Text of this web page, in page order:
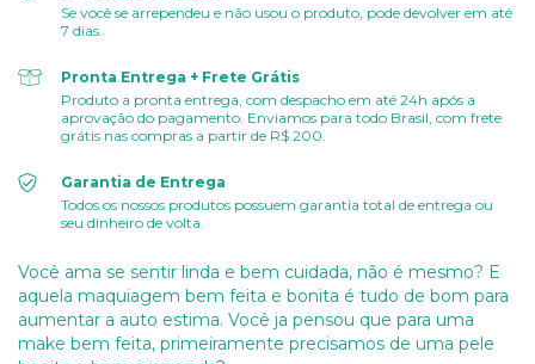
Se você se arrependeu e não usou o produto, pode devolver em até
7 dias.
Pronta Entrega + Frete Grátis
Produto a pronta entrega, com despacho em até 24h após a
aprovação do pagamento. Enviamos para todo Brasil, com frete
grátis nas compras a partir de R$ 200.
Garantia de Entrega
Todos os nossos produtos possuem garantia total de entrega ou
seu dinheiro de volta.
Você ama se sentir linda e bem cuidada, não é mesmo? E
aquela maquiagem bem feita e bonita é tudo de bom para
aumentar a auto estima. Você ja pensou que para uma
make bem feita, primeiramente precisamos de uma pele